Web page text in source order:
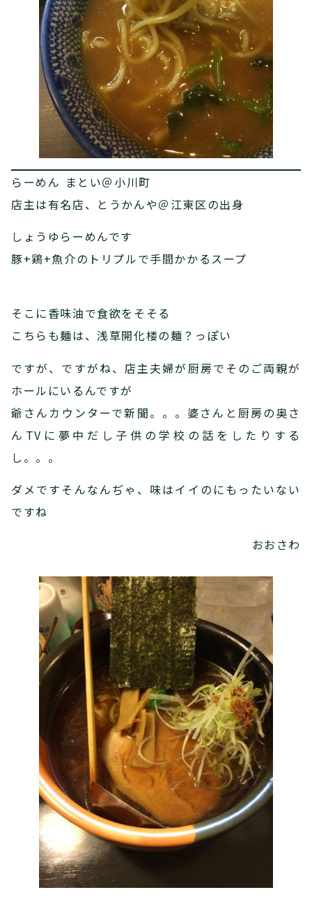
らーめん まとい＠小川町
店主は有名店、とうかんや＠江東区の出身
しょうゆらーめんです
豚+鶏+魚介のトリプルで手間かかるスープ
そこに香味油で食欲をそそる
こちらも麺は、浅草開化楼の麺？っぽい
ですが、ですがね、店主夫婦が厨房でそのご両親が
ホールにいるんですが
爺さんカウンターで新聞。。。婆さんと厨房の奥さ
んTVに夢中だし子供の学校の話をしたりする
し。。。
ダメですそんなんぢゃ、味はイイのにもったいない
ですね
おおさわ